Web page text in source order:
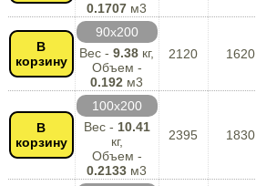
0.1707 м3
В
корзину
90х200
Вес -9.38 кг,
Объем -
0.192 м3
2120 1620
В
корзину
100х200
Вес - 10.41
кг,
Объем -
0.2133 м3
2395 1830